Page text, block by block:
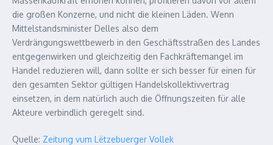
die großen Konzerne, und nicht die kleinen Läden. Wenn
Mittelstandsminister Delles also dem
Verdrängungswettbewerb in den Geschäftsstraßen des Landes
entgegenwirken und gleichzeitig den Fachkräftemangel im
Handel reduzieren will, dann sollte er sich besser für einen für
den gesamten Sektor gültigen Handelskollektivvertrag
einsetzen, in dem natürlich auch die Öffnungszeiten für alle
Akteure verbindlich geregelt sind.
Quelle: Zeitung vum Lëtzebuerger Vollek